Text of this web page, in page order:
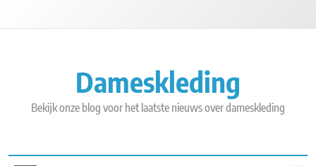
Dameskleding
Bekijk onze blog voor het laatste nieuws over dameskleding